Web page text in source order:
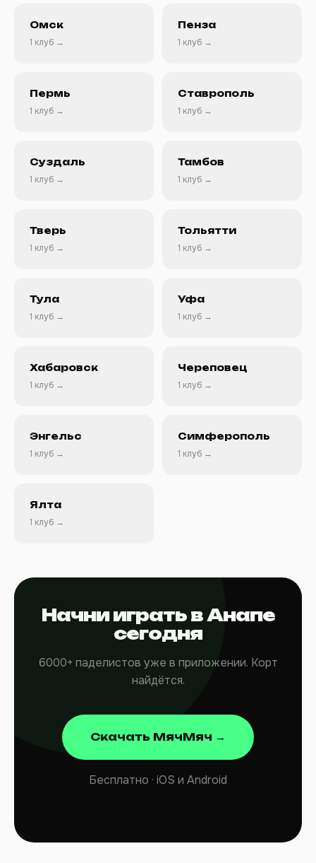
Омск
1 клуб →
Пенза
1 клуб →
Пермь
1 клуб →
Ставрополь
1 клуб →
Суздаль
1 клуб →
Тамбов
1 клуб →
Тверь
1 клуб →
Тольятти
1 клуб →
Тула
1 клуб →
Уфа
1 клуб →
Хабаровск
1 клуб →
Череповец
1 клуб →
Энгельс
1 клуб →
Симферополь
1 клуб →
Ялта
1 клуб →
Начни играть в Анапе
сегодня
6000+ паделистов уже в приложении. Корт
найдётся.
Скачать МячМяч →
Бесплатно · iOS и Android